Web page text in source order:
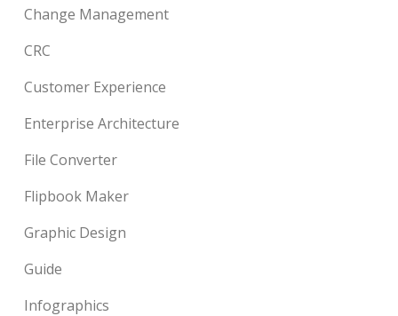
Change Management
CRC
Customer Experience
Enterprise Architecture
File Converter
Flipbook Maker
Graphic Design
Guide
Infographics